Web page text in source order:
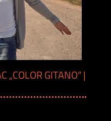
„COLOR GITANO“ |